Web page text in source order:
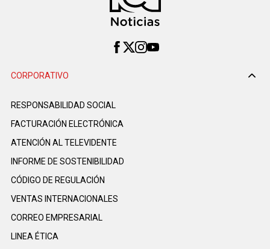
CORPORATIVO
RESPONSABILIDAD SOCIAL
FACTURACIÓN ELECTRÓNICA
ATENCIÓN AL TELEVIDENTE
INFORME DE SOSTENIBILIDAD
CÓDIGO DE REGULACIÓN
VENTAS INTERNACIONALES
CORREO EMPRESARIAL
LINEA ÉTICA